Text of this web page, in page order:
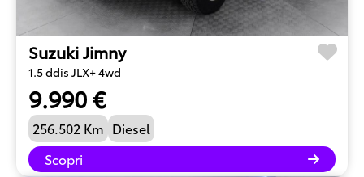
Suzuki Jimny
1.5 ddis JLX+ 4wd
9.990 €
256.502 Km Diesel
Scopri